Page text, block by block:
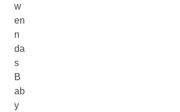
w
en
n
da
s
B
ab
y